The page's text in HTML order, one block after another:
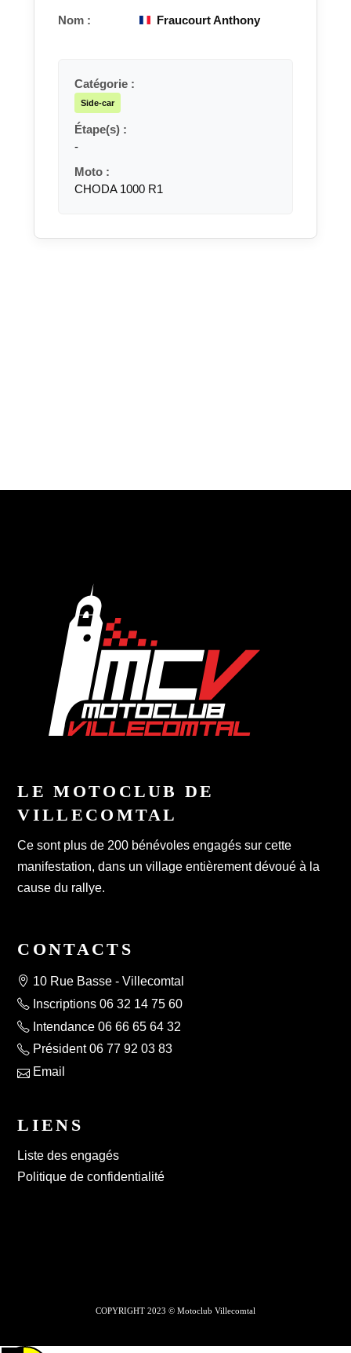
Nom : Fraucourt Anthony
Catégorie :
Side-car
Étape(s) :
-
Moto :
CHODA 1000 R1
LE MOTOCLUB DE
VILLECOMTAL
Ce sont plus de 200 bénévoles engagés sur cette
manifestation, dans un village entièrement dévoué à la
cause du rallye.
CONTACTS
10 Rue Basse - Villecomtal
Inscriptions 06 32 14 75 60
Intendance 06 66 65 64 32
Président 06 77 92 03 83
Email
LIENS
Liste des engagés
Politique de confidentialité
COPYRIGHT 2023 © Motoclub Villecomtal